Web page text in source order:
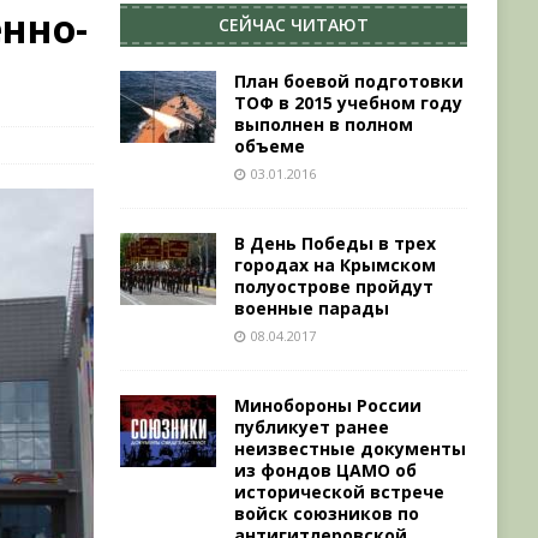
СЕЙЧАС ЧИТАЮТ
План боевой подготовки
ТОФ в 2015 учебном году
выполнен в полном
объеме
03.01.2016
В День Победы в трех
городах на Крымском
полуострове пройдут
военные парады
08.04.2017
Минобороны России
публикует ранее
неизвестные документы
из фондов ЦАМО об
исторической встрече
войск союзников по